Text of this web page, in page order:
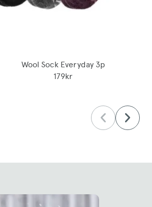
Wool Sock Everyday 3p
179kr